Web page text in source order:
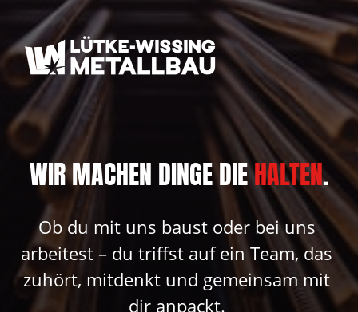
WIR MACHEN DINGE DIE HALTEN.
Ob du mit uns baust oder bei uns
arbeitest – du triffst auf ein Team, das
zuhört, mitdenkt und gemeinsam mit
dir anpackt.